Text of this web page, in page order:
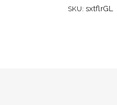
SKU: sxtflrGL